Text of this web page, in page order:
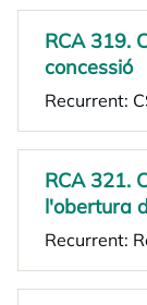
RCA 319.
concessió
Recurrent:
RCA 321.
l'obertura
Recurrent: